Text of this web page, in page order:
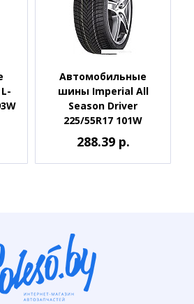
Автомобильные
шины Imperial All
Season Driver
225/55R17 101W
288.39 р.